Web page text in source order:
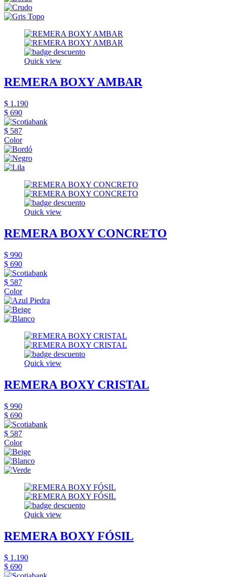
Quick view
REMERA BOXY AMBAR
$ 1.190
$ 690
$ 587
Color
Quick view
REMERA BOXY CONCRETO
$ 990
$ 690
$ 587
Color
Quick view
REMERA BOXY CRISTAL
$ 990
$ 690
$ 587
Color
Quick view
REMERA BOXY FÓSIL
$ 1.190
$ 690